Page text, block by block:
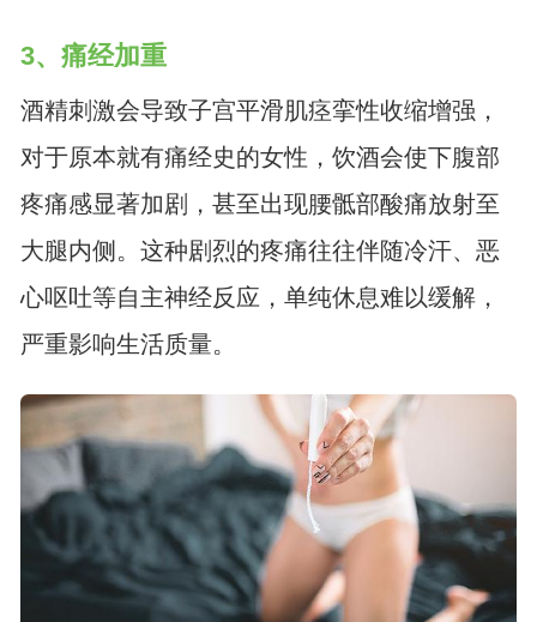
3、痛经加重
酒精刺激会导致子宫平滑肌痉挛性收缩增强，
对于原本就有痛经史的女性，饮酒会使下腹部
疼痛感显著加剧，甚至出现腰骶部酸痛放射至
大腿内侧。这种剧烈的疼痛往往伴随冷汗、恶
心呕吐等自主神经反应，单纯休息难以缓解，
严重影响生活质量。